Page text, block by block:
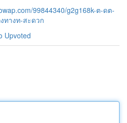
99844340/g2g168k-ต-ดต-
ทางท-สะดวก
Upvoted